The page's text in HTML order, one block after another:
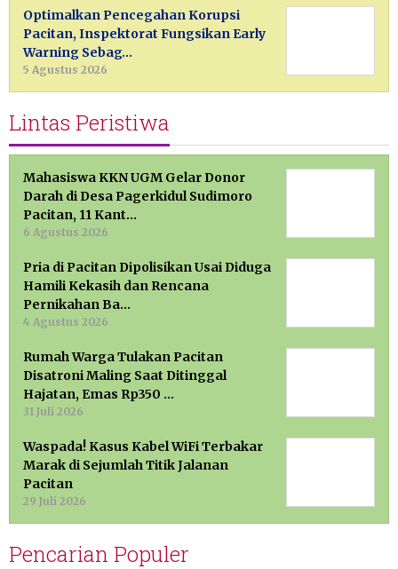
Optimalkan Pencegahan Korupsi
Pacitan, Inspektorat Fungsikan Early
Warning Sebag…
5 Agustus 2026
Lintas Peristiwa
Mahasiswa KKN UGM Gelar Donor
Darah di Desa Pagerkidul Sudimoro
Pacitan, 11 Kant…
6 Agustus 2026
Pria di Pacitan Dipolisikan Usai Diduga
Hamili Kekasih dan Rencana
Pernikahan Ba…
4 Agustus 2026
Rumah Warga Tulakan Pacitan
Disatroni Maling Saat Ditinggal
Hajatan, Emas Rp350 …
31 Juli 2026
Waspada! Kasus Kabel WiFi Terbakar
Marak di Sejumlah Titik Jalanan
Pacitan
29 Juli 2026
Pencarian Populer